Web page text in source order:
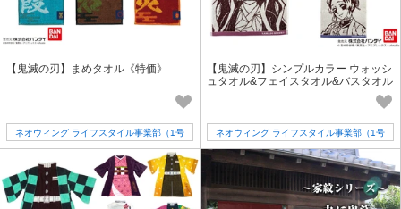
【鬼滅の刃】まめタオル《特価》
ネオウィング ライフスタイル事業部（1号
店）
【鬼滅の刃】シンプルカラー ウォッシ
ュタオル&フェイスタオル&バスタオル
ネオウィング ライフスタイル事業部（1号
店）